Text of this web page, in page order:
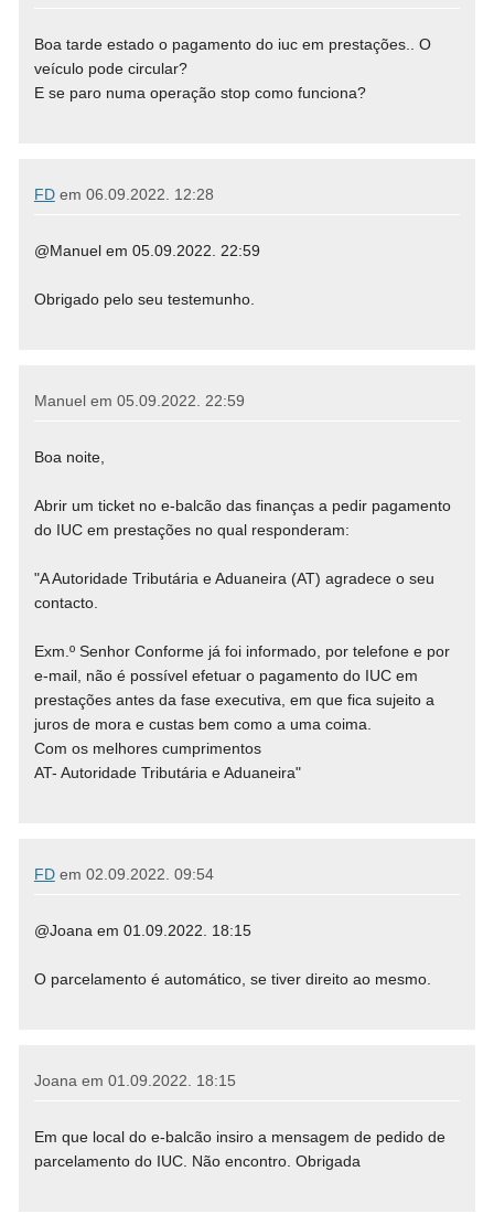
Boa tarde estado o pagamento do iuc em prestações.. O
veículo pode circular?
E se paro numa operação stop como funciona?
FDem 06.09.2022. 12:28
@Manuel em 05.09.2022. 22:59
Obrigado pelo seu testemunho.
Manuel em 05.09.2022. 22:59
Boa noite,
Abrir um ticket no e-balcão das finanças a pedir pagamento
do IUC em prestações no qual responderam:
"A Autoridade Tributária e Aduaneira (AT) agradece o seu
contacto.
Exm.º Senhor Conforme já foi informado, por telefone e por
e-mail, não é possível efetuar o pagamento do IUC em
prestações antes da fase executiva, em que fica sujeito a
juros de mora e custas bem como a uma coima.
Com os melhores cumprimentos
AT- Autoridade Tributária e Aduaneira"
FDem 02.09.2022. 09:54
@Joana em 01.09.2022. 18:15
O parcelamento é automático, se tiver direito ao mesmo.
Joana em 01.09.2022. 18:15
Em que local do e-balcão insiro a mensagem de pedido de
parcelamento do IUC. Não encontro. Obrigada